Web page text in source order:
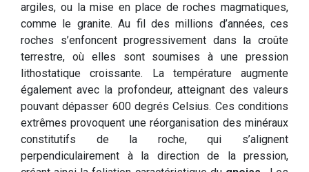
argiles, ou la mise en place de roches magmatiques,
comme le granite. Au fil des millions d’années, ces
roches s’enfoncent progressivement dans la croûte
terrestre, où elles sont soumises à une pression
lithostatique croissante. La température augmente
également avec la profondeur, atteignant des valeurs
pouvant dépasser 600 degrés Celsius. Ces conditions
extrêmes provoquent une réorganisation des minéraux
constitutifs de la roche, qui s’alignent
perpendiculairement à la direction de la pression,